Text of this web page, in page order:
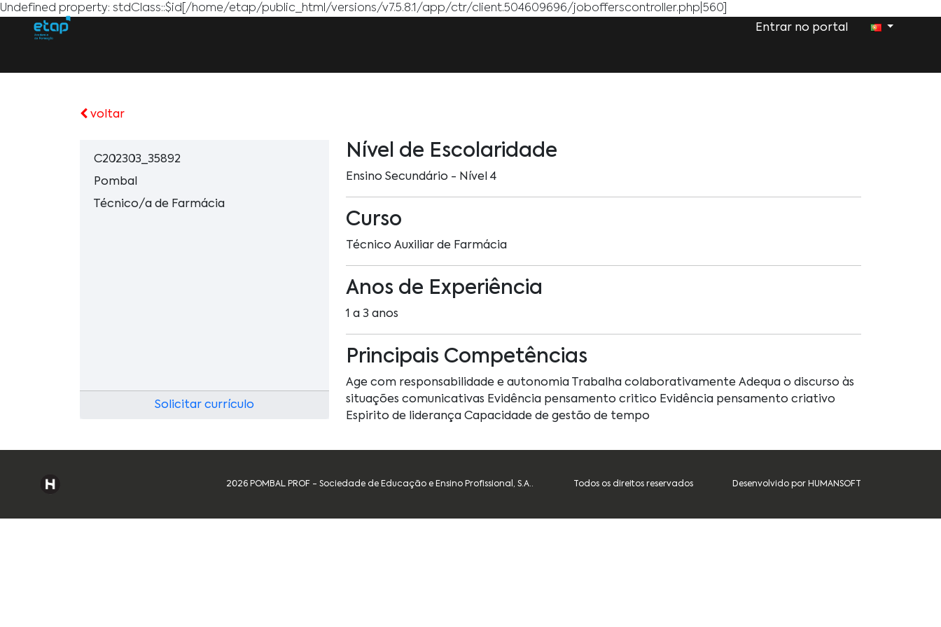
Undefined property: stdClass::$id[/home/etap/public_html/versions/v7.5.8.1/app/ctr/client.504609696/jobofferscontroller.php|560]
Entrar no portal
voltar
C202303_35892
Pombal
Técnico/a de Farmácia
Solicitar currículo
Nível de Escolaridade
Ensino Secundário - Nível 4
Curso
Técnico Auxiliar de Farmácia
Anos de Experiência
1 a 3 anos
Principais Competências
Age com responsabilidade e autonomia Trabalha colaborativamente Adequa o discurso às
situações comunicativas Evidência pensamento critico Evidência pensamento criativo
Espirito de liderança Capacidade de gestão de tempo
2026 POMBAL PROF - Sociedade de Educação e Ensino Profissional, S.A.. Todos os direitos reservados Desenvolvido por HUMANSOFT